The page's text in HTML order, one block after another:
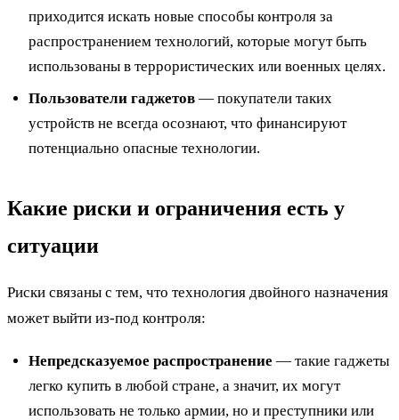
приходится искать новые способы контроля за
распространением технологий, которые могут быть
использованы в террористических или военных целях.
Пользователи гаджетов — покупатели таких
устройств не всегда осознают, что финансируют
потенциально опасные технологии.
Какие риски и ограничения есть у
ситуации
Риски связаны с тем, что технология двойного назначения
может выйти из-под контроля:
Непредсказуемое распространение — такие гаджеты
легко купить в любой стране, а значит, их могут
использовать не только армии, но и преступники или